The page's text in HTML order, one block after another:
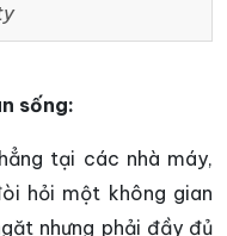
sống:
tại các nhà máy,
hỏi một không gian
nhưng phải đầy đủ